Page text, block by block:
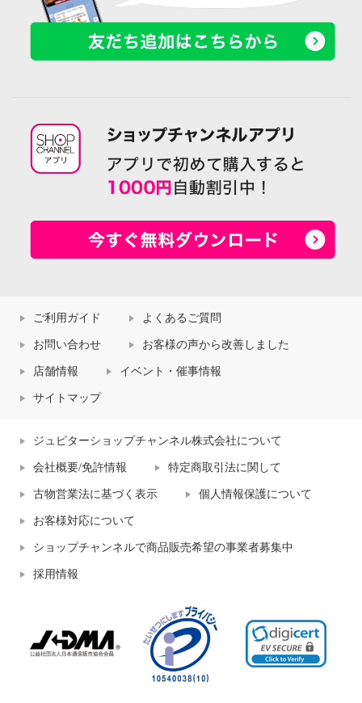
ご利用ガイド よくあるご質問
お問い合わせ お客様の声から改善しました
店舗情報 イベント・催事情報
サイトマップ
ジュピターショップチャンネル株式会社について
会社概要/免許情報 特定商取引法に関して
古物営業法に基づく表示 個人情報保護について
お客様対応について
ショップチャンネルで商品販売希望の事業者募集中
採用情報